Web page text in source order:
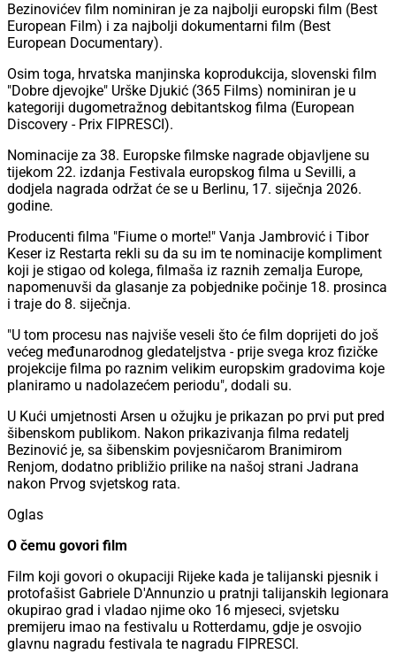
Bezinovićev film nominiran je za najbolji europski film (Best
European Film) i za najbolji dokumentarni film (Best
European Documentary).
Osim toga, hrvatska manjinska koprodukcija, slovenski film
"Dobre djevojke" Urške Djukić (365 Films) nominiran je u
kategoriji dugometražnog debitantskog filma (European
Discovery - Prix FIPRESCI).
Nominacije za 38. Europske filmske nagrade objavljene su
tijekom 22. izdanja Festivala europskog filma u Sevilli, a
dodjela nagrada održat će se u Berlinu, 17. siječnja 2026.
godine.
Producenti filma "Fiume o morte!" Vanja Jambrović i Tibor
Keser iz Restarta rekli su da su im te nominacije kompliment
koji je stigao od kolega, filmaša iz raznih zemalja Europe,
napomenuvši da glasanje za pobjednike počinje 18. prosinca
i traje do 8. siječnja.
"U tom procesu nas najviše veseli što će film doprijeti do još
većeg međunarodnog gledateljstva - prije svega kroz fizičke
projekcije filma po raznim velikim europskim gradovima koje
planiramo u nadolazećem periodu", dodali su.
U Kući umjetnosti Arsen u ožujku je prikazan po prvi put pred
šibenskom publikom. Nakon prikazivanja filma redatelj
Bezinović je, sa šibenskim povjesničarom Branimirom
Renjom, dodatno približio prilike na našoj strani Jadrana
nakon Prvog svjetskog rata.
Oglas
O čemu govori film
Film koji govori o okupaciji Rijeke kada je talijanski pjesnik i
protofašist Gabriele D'Annunzio u pratnji talijanskih legionara
okupirao grad i vladao njime oko 16 mjeseci, svjetsku
premijeru imao na festivalu u Rotterdamu, gdje je osvojio
glavnu nagradu festivala te nagradu FIPRESCI.